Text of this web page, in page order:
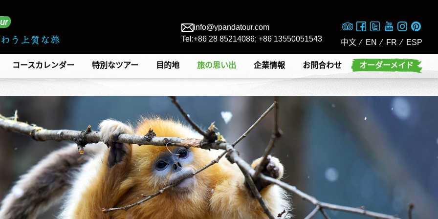
中文 ⁄ EN ⁄ FR ⁄ ESP
info@ypandatour.com
Tel:+86 28 85214086; +86 13550051543
コースカレンダー 特別なツアー 目的地 旅の思い出 企業情報 お問合わせ オーダーメイド